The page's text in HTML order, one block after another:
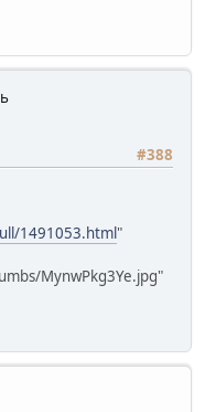
#388
1491053.html"
MynwPkg3Ye.jpg"